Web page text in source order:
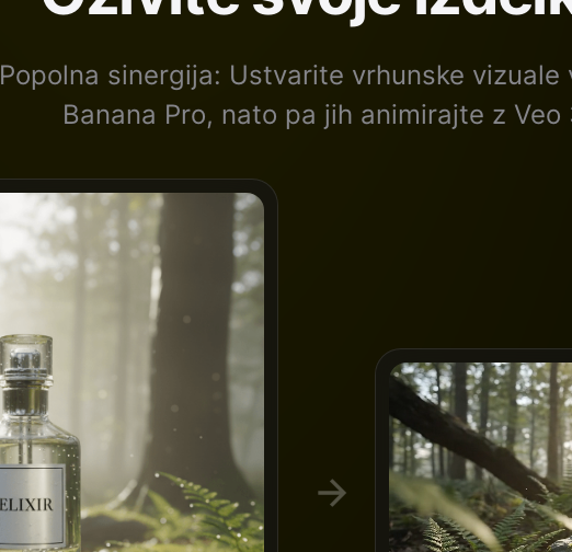
Popolna sinergija: Ustvarite vrhunske vizuale
Banana Pro, nato pa jih animirajte z Veo